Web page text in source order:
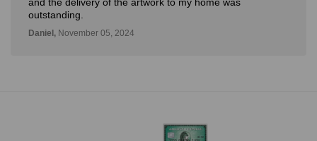
and the delivery of the artwork to my home was
outstanding.
Daniel, November 05, 2024